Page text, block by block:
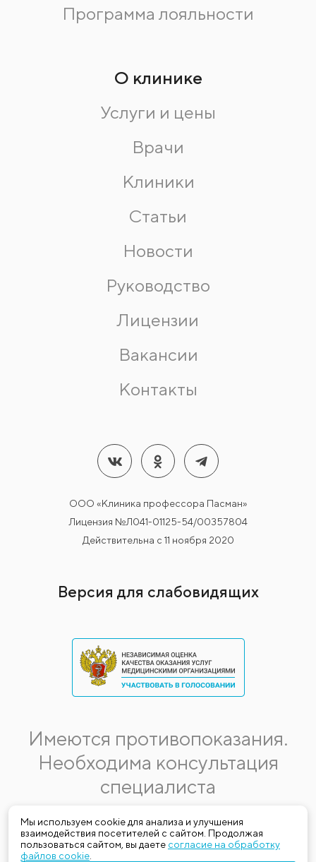
Мы используем cookie для анализа и улучшения
взаимодействия посетителей с сайтом. Продолжая
пользоваться сайтом, вы даете согласие на обработку
файлов cookie
Программа лояльности
О клинике
Услуги и цены
Врачи
Клиники
Статьи
Новости
Руководство
Лицензии
Вакансии
Контакты
ООО «Клиника профессора Пасман»
Лицензия №Л041-01125-54/00357804
Действительна с 11 ноября 2020
Версия для слабовидящих
Имеются противопоказания.
Необходима консультация
специалиста
Данная информация не является публичной офертой.
Стоимость, название и спектр услуг могут меняться.
Получить актуальную на момент обращения за медицинской